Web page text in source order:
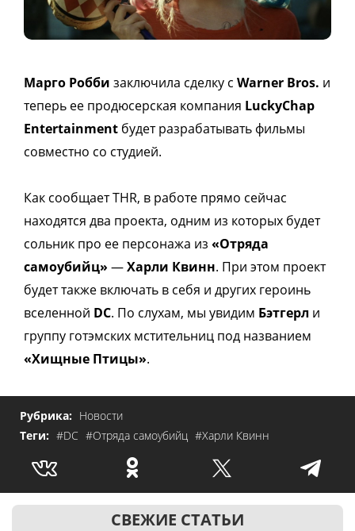
Марго Робби заключила сделку с Warner Bros. и
теперь ее продюсерская компания LuckyChap
Entertainment будет разрабатывать фильмы
совместно со студией.
Как сообщает THR, в работе прямо сейчас
находятся два проекта, одним из которых будет
сольник про ее персонажа из «Отряда
самоубийц» —Харли Квинн. При этом проект
будет также включать в себя и других героинь
вселенной DC. По слухам, мы увидим Бэтгерл и
группу готэмских мстительниц под названием
«Хищные Птицы».
Рубрика: Новости
Теги: #DC #Отряда самоубийц #Харли Квинн
СВЕЖИЕ СТАТЬИ